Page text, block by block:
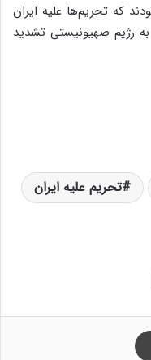
که تحریم‌ها علیه ایران
رژیم صهیونیستی تشدید
تحریم علیه ایران